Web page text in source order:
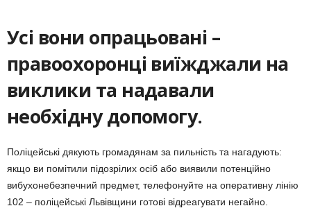
Усі вони опрацьовані –
правоохоронці виїжджали на
виклики та надавали
необхідну допомогу.
Поліцейські дякують громадянам за пильність та нагадують:
якщо ви помітили підозрілих осіб або виявили потенційно
вибухонебезпечний предмет, телефонуйте на оперативну лінію
102 – поліцейські Львівщини готові відреагувати негайно.